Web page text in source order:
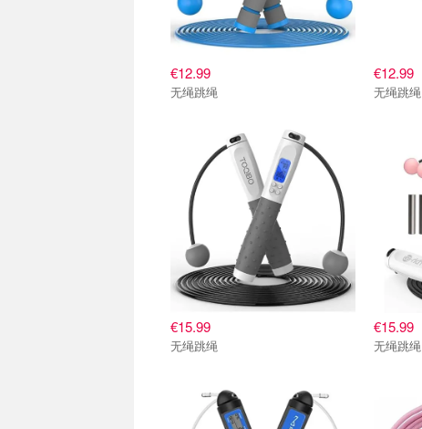
€12.99
无绳跳绳
€12.99
无绳跳绳
€15.99
无绳跳绳
€15.99
无绳跳绳